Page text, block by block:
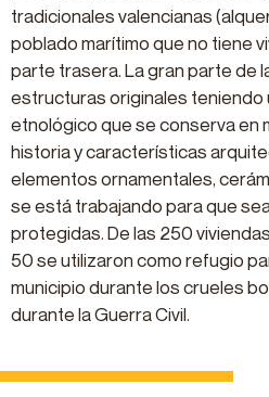
tradicionales valencianas
poblado marítimo que no tiene
parte trasera. La gran parte de
estructuras originales teniendo
etnológico que se conserva en
historia y características
elementos ornamentales,
se está trabajando para que
protegidas. De las 250
50 se utilizaron como refugio
municipio durante los crueles
durante la Guerra Civil.